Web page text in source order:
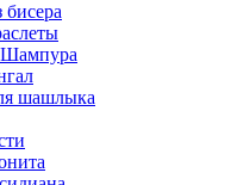
бисера
шашлыка